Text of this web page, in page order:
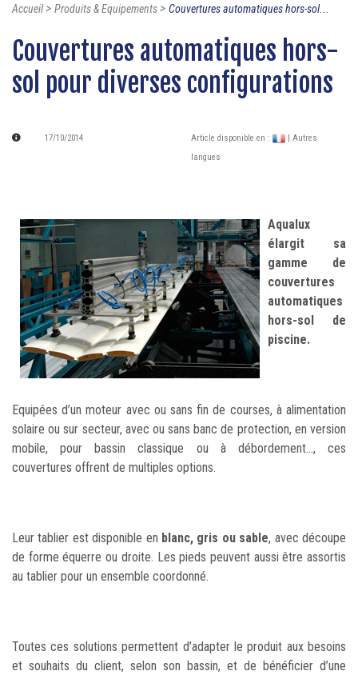
Accueil> Produits & Equipements> Couvertures automatiques hors-sol...
Couvertures automatiques hors-
sol pour diverses configurations
17/10/2014 Article disponible en :
| Autres
langues
Aqualux
élargit sa
gamme de
couvertures
automatiques
hors-sol de
piscine.
Equipées d’un moteur avec ou sans fin de courses, à alimentation
solaire ou sur secteur, avec ou sans banc de protection, en version
mobile, pour bassin classique ou à débordement…, ces
couvertures offrent de multiples options.
Leur tablier est disponible en blanc, gris ou sable, avec découpe
de forme équerre ou droite. Les pieds peuvent aussi être assortis
au tablier pour un ensemble coordonné.
Toutes ces solutions permettent d’adapter le produit aux besoins
et souhaits du client, selon son bassin, et de bénéficier d’une